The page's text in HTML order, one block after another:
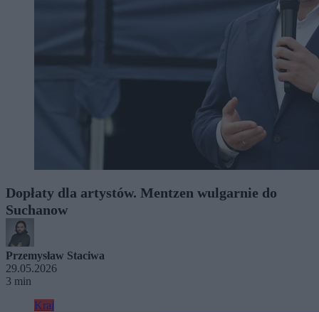
Dopłaty dla artystów. Mentzen wulgarnie do
Suchanow
Przemysław Staciwa
29.05.2026
3 min
Kraj